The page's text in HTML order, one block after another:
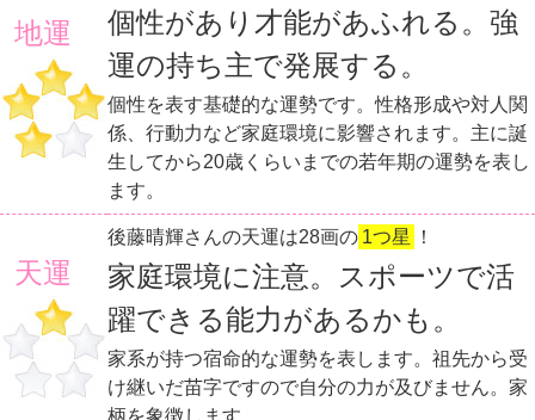
地運
個性があり才能があふれる。強
運の持ち主で発展する。
個性を表す基礎的な運勢です。性格形成や対人関
係、行動力など家庭環境に影響されます。主に誕
生してから20歳くらいまでの若年期の運勢を表し
ます。
天運
後藤晴輝さんの天運は28画の 1つ星 ！
家庭環境に注意。スポーツで活
躍できる能力があるかも。
家系が持つ宿命的な運勢を表します。祖先から受
け継いだ苗字ですので自分の力が及びません。家
柄を象徴します。